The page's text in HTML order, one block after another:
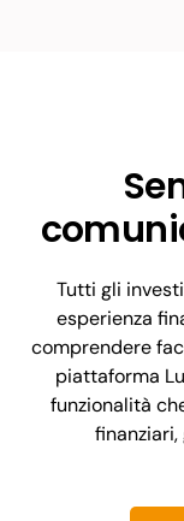
Tutti gli
esperienza
comprendere
piattaforma
funzionalità